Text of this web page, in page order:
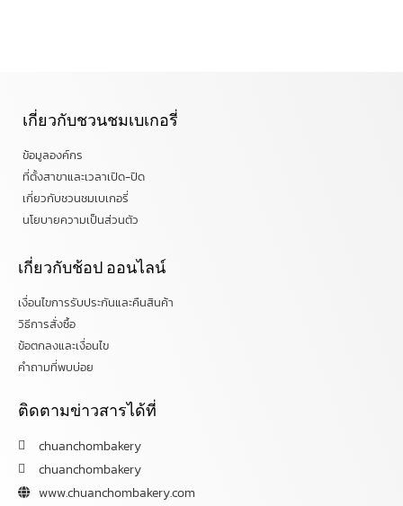
เกี่ยวกับชวนชมเบเกอรี่
ข้อมูลองค์กร
ที่ตั้งสาขาและเวลาเปิด-ปิด
เกี่ยวกับชวนชมเบเกอรี่
นโยบายความเป็นส่วนตัว
เกี่ยวกับช้อป ออนไลน์
เงื่อนไขการรับประกันและคืนสินค้า
วิธีการสั่งซื้อ
ข้อตกลงและเงื่อนไข
คำถามที่พบบ่อย
ติดตามข่าวสารได้ที่
chuanchombakery
chuanchombakery
www.chuanchombakery.com